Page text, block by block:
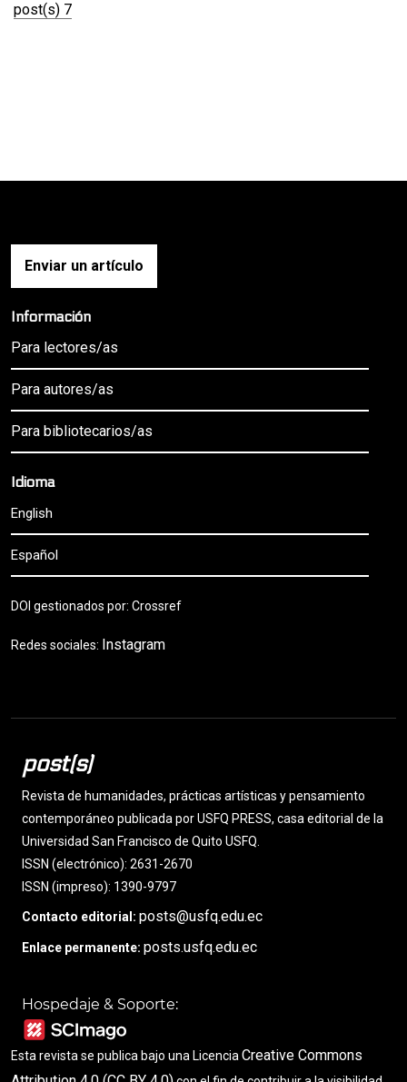
post(s) 7
Enviar un artículo
Información
Para lectores/as
Para autores/as
Para bibliotecarios/as
Idioma
English
Español
DOI gestionados por: Crossref
Redes sociales: Instagram
post(s)
Revista de humanidades, prácticas artísticas y pensamiento
contemporáneo publicada por USFQ PRESS, casa editorial de la
Universidad San Francisco de Quito USFQ.
ISSN (electrónico): 2631-2670
ISSN (impreso): 1390-9797
Contacto editorial: posts@usfq.edu.ec
Enlace permanente: posts.usfq.edu.ec
Hospedaje & Soporte:
Esta revista se publica bajo una Licencia Creative Commons